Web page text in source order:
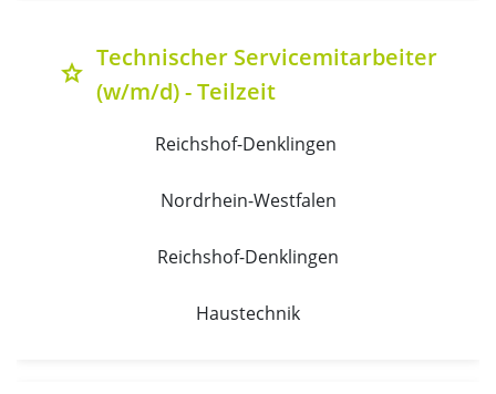
grade
Technischer Servicemitarbeiter
(w/m/d) - Teilzeit
Reichshof-Denklingen
Nordrhein-Westfalen
Reichshof-Denklingen
Haustechnik